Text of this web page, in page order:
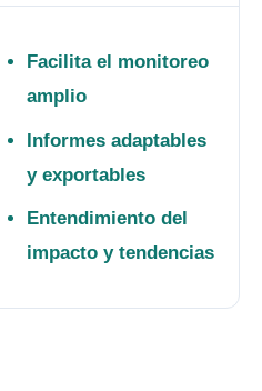
Facilita el monitoreo
amplio
Informes adaptables
y exportables
Entendimiento del
impacto y tendencias